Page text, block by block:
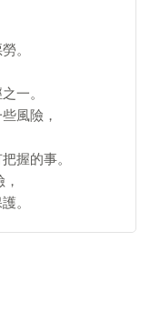
。
一。
風險，
握的事。
。